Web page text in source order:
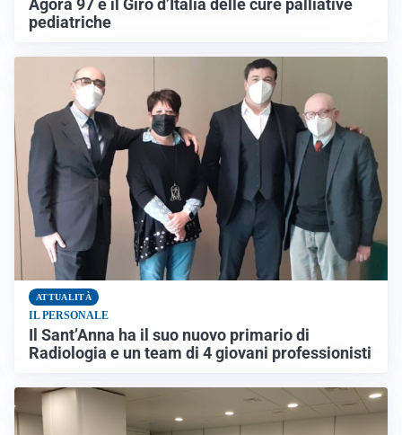
Agorà 97 e il Giro d’Italia delle cure palliative
pediatriche
ATTUALITÀ
IL PERSONALE
Il Sant’Anna ha il suo nuovo primario di
Radiologia e un team di 4 giovani professionisti